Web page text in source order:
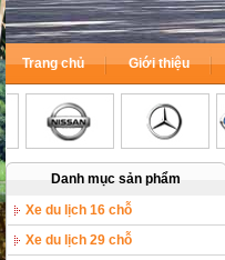
Trang chủ Giới thiệu
Danh mục sản phẩm
Xe du lịch 16 chỗ
Xe du lịch 29 chỗ